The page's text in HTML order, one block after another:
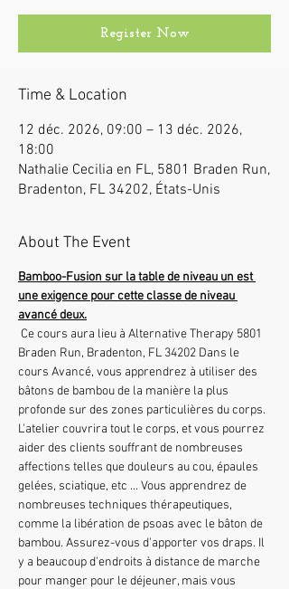
Register Now
Time & Location
12 déc. 2026, 09:00 – 13 déc. 2026,
18:00
Nathalie Cecilia en FL, 5801 Braden Run,
Bradenton, FL 34202, États-Unis
About The Event
Bamboo-Fusion sur la table de niveau un est
une exigence pour cette classe de niveau
avancé deux.
Braden Run, Bradenton, FL 34202 Dans le
cours Avancé, vous apprendrez à utiliser des
bâtons de bambou de la manière la plus
profonde sur des zones particulières du corps.
L'atelier couvrira tout le corps, et vous pourrez
aider des clients souffrant de nombreuses
affections telles que douleurs au cou, épaules
gelées, sciatique, etc ... Vous apprendrez de
nombreuses techniques thérapeutiques,
comme la libération de psoas avec le bâton de
bambou. Assurez-vous d'apporter vos draps. Il
y a beaucoup d'endroits à distance de marche
pour manger pour le déjeuner, mais vous